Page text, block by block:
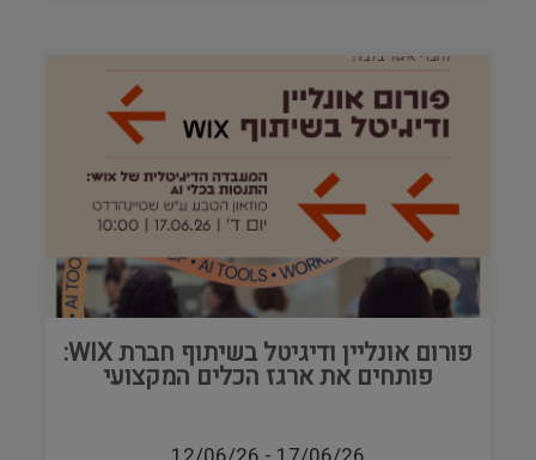
פורום אונליין ודיגיטל בשיתוף חברת WIX:
פותחים את ארגז הכלים המקצועי